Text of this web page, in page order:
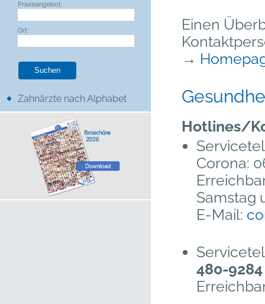
Praxisangebot:
Ort:
Zahnärzte nach Alphabet
Einen
→
Hotlines/
Corona:
Samstag
E-Mail:
480-9284